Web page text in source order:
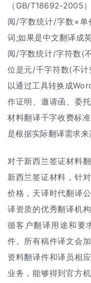
（GB/T18692-2005
阅/字数统计/字数×
词;如果是中文翻译成
阅/字数统计/字符数(
位是元/千字符数(不
以通过工具转换成
作证明、邀请函、委
材料翻译千字收费标
是根据实际翻译需求来
对于新西兰签证材料
新西兰签证材料，针
价格 ，天译时代翻译
译资质的优秀翻译机构
循客户翻译用途和要
件。所有稿件译文会
资料翻译件和译员相
业务，能够得到官方